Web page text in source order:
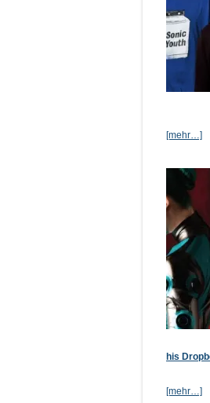
[mehr…]
his
[mehr…]